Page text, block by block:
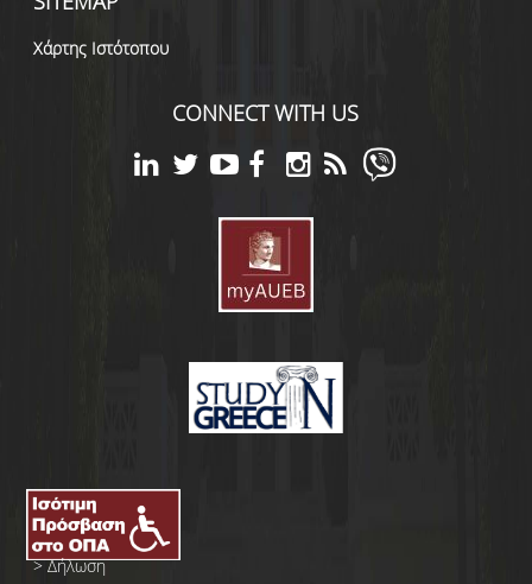
Χάρτης Ιστότοπου
CONNECT WITH US
>Δήλωση